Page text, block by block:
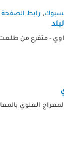
, رابط
المعراج العلوي